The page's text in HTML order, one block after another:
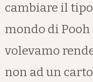
cambiare il
mondo di
volevamo
non ad un